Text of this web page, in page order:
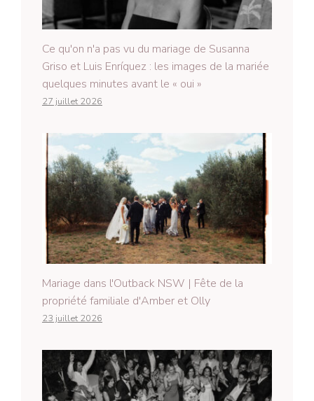
Ce qu'on n'a pas vu du mariage de Susanna
Griso et Luis Enríquez : les images de la mariée
quelques minutes avant le « oui »
27 juillet 2026
Mariage dans l'Outback NSW | Fête de la
propriété familiale d'Amber et Olly
23 juillet 2026